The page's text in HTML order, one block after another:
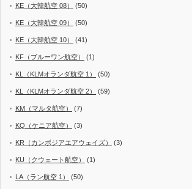
KE（大韓航空 08） (50)
KE（大韓航空 09） (50)
KE（大韓航空 10） (41)
KF（ブルーワン航空） (1)
KL（KLMオランダ航空 1） (50)
KL（KLMオランダ航空 2） (59)
KM（マルタ航空） (7)
KQ（ケニア航空） (3)
KR（カンボジアエアウェイズ） (3)
KU（クウェート航空） (1)
LA（ラン航空 1） (50)